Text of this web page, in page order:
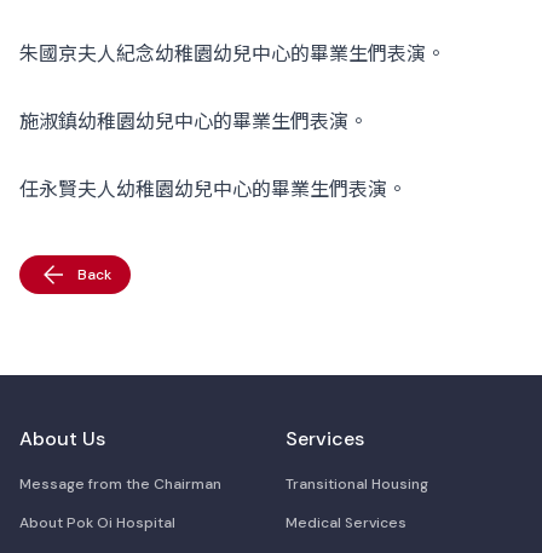
朱國京夫人紀念幼稚園幼兒中心的畢業生們表演。
施淑鎮幼稚園幼兒中心的畢業生們表演。
任永賢夫人幼稚園幼兒中心的畢業生們表演。
Back
About Us
Message from the Chairman
About Pok Oi Hospital
Services
Transitional Housing
Medical Services